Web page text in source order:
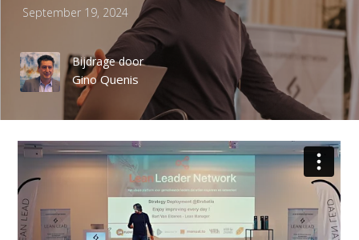
September 19, 2024
Bijdrage door
Gino Quenis